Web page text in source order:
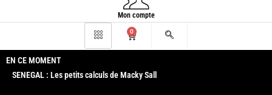
Mon compte
0
EN CE MOMENT
SENEGAL : Les petits calculs de Macky Sall